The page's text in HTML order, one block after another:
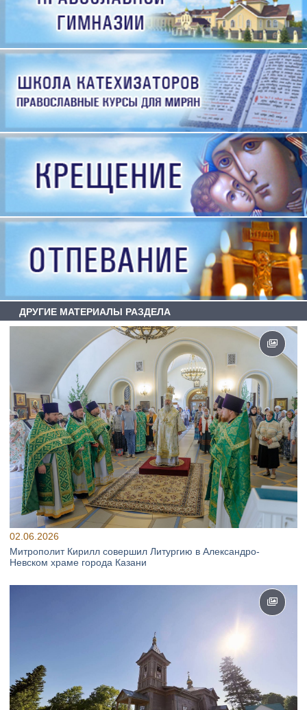
ДРУГИЕ МАТЕРИАЛЫ РАЗДЕЛА
02.06.2026
Митрополит Кирилл совершил Литургию в Александро-
Невском храме города Казани